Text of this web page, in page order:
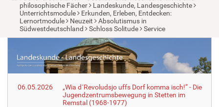
o
u
a
r
e
r
e
:
philosophische Fächer
Landeskunde, Landesgeschichte
Unterrichtsmodule
Erkunden, Erleben, Entdecken:
Lernortmodule
Neuzeit
Absolutismus in
Südwestdeutschland
Schloss Solitude Service
06.05.2026
„Wia d´Revoludsjo uffs Dorf komma isch!“ - Die
Jugendzentrumsbewegung in Stetten im
Remstal (1968-1977)